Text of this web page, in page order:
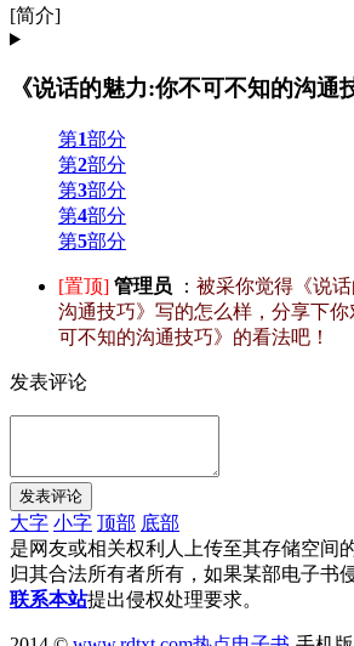
[简介]
《说话的魅力:你不可不知的沟通
第1部分
第2部分
第3部分
第4部分
第5部分
[置顶] 管理员 ： 被采你觉得《说
沟通技巧》写的怎么样，分享下
可不知的沟通技巧》的看法吧！
发表评论
大字 小字 顶部 底部
是网友或相关权利人上传至其存储空间
归其合法所有者所有，如果某部电子书
联系本站提出侵权处理要求。